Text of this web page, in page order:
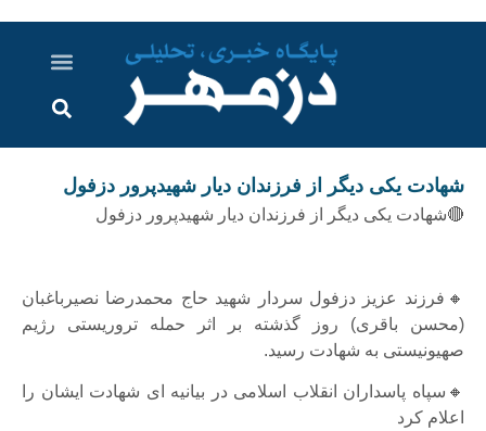
شهادت یکی دیگر از فرزندان دیار شهیدپرور دزفول
🔴شهادت یکی دیگر از فرزندان دیار شهیدپرور دزفول
🔸فرزند عزیز دزفول سردار شهید حاج محمدرضا نصیرباغبان
(محسن باقری) روز گذشته بر اثر حمله تروریستی رژیم
صهیونیستی به شهادت رسید.
🔸سپاه پاسداران انقلاب اسلامی در بیانیه ای شهادت ایشان را
اعلام کرد